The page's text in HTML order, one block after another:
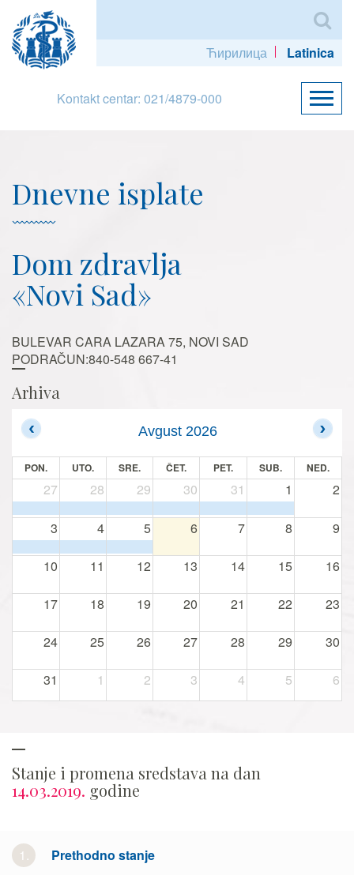
Ћирилица Latinica
Kontakt centar: 021/4879-000
Dnevne isplate
Dom zdravlja
«Novi Sad»
BULEVAR CARA LAZARA 75, NOVI SAD
PODRAČUN:840-548 667-41
Arhiva
Avgust 2026
PON. UTO. SRE. ČET. PET. SUB. NED.
27 28 29 30 31 1 2
3 4 5 6 7 8 9
10 11 12 13 14 15 16
17 18 19 20 21 22 23
24 25 26 27 28 29 30
31 1 2 3 4 5 6
Stanje i promena sredstava na dan
14.03.2019. godine
1. Prethodno stanje